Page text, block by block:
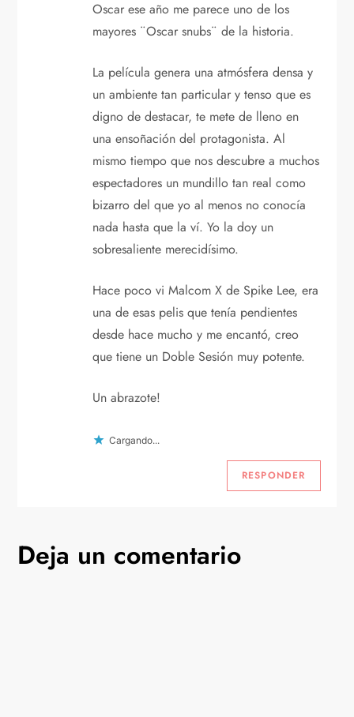
Oscar ese año me parece uno de los
mayores ¨Oscar snubs¨ de la historia.
La película genera una atmósfera densa y
un ambiente tan particular y tenso que es
digno de destacar, te mete de lleno en
una ensoñación del protagonista. Al
mismo tiempo que nos descubre a muchos
espectadores un mundillo tan real como
bizarro del que yo al menos no conocía
nada hasta que la ví. Yo la doy un
sobresaliente merecidísimo.
Hace poco vi Malcom X de Spike Lee, era
una de esas pelis que tenía pendientes
desde hace mucho y me encantó, creo
que tiene un Doble Sesión muy potente.
Un abrazote!
Cargando...
RESPONDER
Deja un comentario